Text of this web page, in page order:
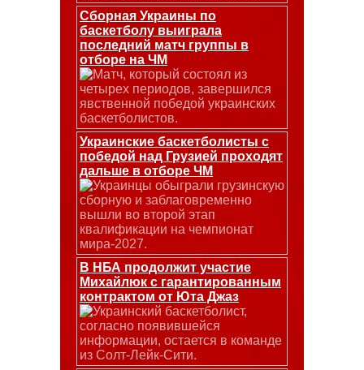
Сборная Украины по
баскетболу выиграла
последний матч группы в
отборе на ЧМ
Матч, который состоял из
четырех периодов, завершился
явственной победой украинских
баскетболистов.
Украинские баскетболисты с
победой над Грузией проходят
дальше в отборе ЧМ
Украинцы обыграли грузинскую
сборную и заблаговременно
вышли во второй этап
квалификации на чемпионат
мира-2027.
В НБА продолжит участие
Михайлюк с гарантированным
контрактом от Юта Джаз
Украинский баскетболист,
согласно появившейся
информации, остается в команде
из Солт-Лейк-Сити.